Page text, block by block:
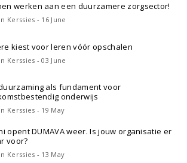
werken aan een duurzamere zorgsector!
Kerssies - 16 June
kiest voor leren vóór opschalen
Kerssies - 03 June
als fundament voor
onderwijs
Kerssies - 19 May
opent DUMAVA weer. Is jouw organisatie er
voor?
Kerssies - 13 May